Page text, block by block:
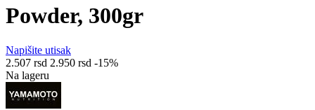
Powder, 300gr
Napišite utisak
2.507 rsd 2.950 rsd -15%
Na lageru